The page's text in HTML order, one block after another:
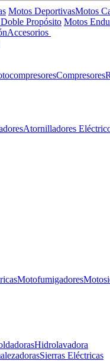
Motos DeportivasMotos
Propósito Motos
Accesorios
Compresores
Atornilladores
Motofumigadores
Hidrolavadora
Sierras Eléctricas